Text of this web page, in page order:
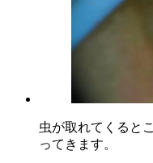
虫が取れてくると
ってきます。